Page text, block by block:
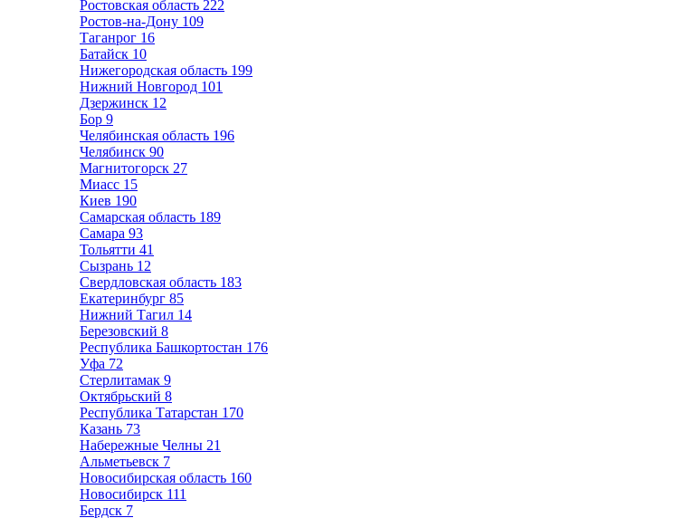
Ростовская область 222
Ростов-на-Дону 109
Таганрог 16
Батайск 10
Нижегородская область 199
Нижний Новгород 101
Дзержинск 12
Бор 9
Челябинская область 196
Челябинск 90
Магнитогорск 27
Миасс 15
Киев 190
Самарская область 189
Самара 93
Тольятти 41
Сызрань 12
Свердловская область 183
Екатеринбург 85
Нижний Тагил 14
Березовский 8
Республика Башкортостан 176
Уфа 72
Стерлитамак 9
Октябрьский 8
Республика Татарстан 170
Казань 73
Набережные Челны 21
Альметьевск 7
Новосибирская область 160
Новосибирск 111
Бердск 7